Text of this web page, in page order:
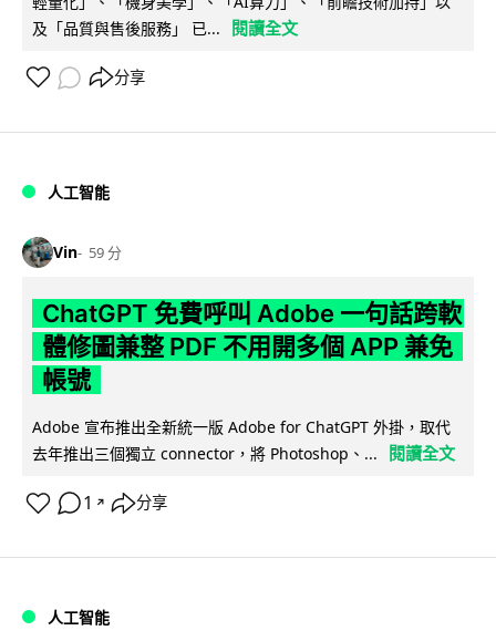
及「品質與售後服務」 已...
閱讀全文
分享
人工智能
Vin 59 分
ChatGPT 免費呼叫 Adobe 一句話跨軟
體修圖兼整 PDF 不用開多個 APP 兼免
帳號
Adobe 宣布推出全新統一版 Adobe for ChatGPT 外掛，取代
去年推出三個獨立 connector，將 Photoshop、...
閱讀全文
1 ↗ 分享
人工智能